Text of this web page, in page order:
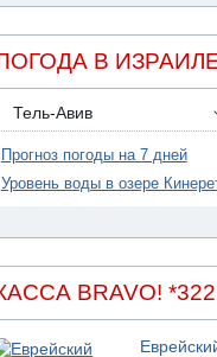
- Гильбоа Дахан
Обнародовано имя
подозреваемого в
отношениях с Йоавом
07.08.2026 17:51
БАГАЦ отказался
налоговых льгот для
07.08.2026 17:48
Иерусалиме водитель
пострадал
В
Тель-Авив
Прогноз погоды на 7 дней
Уровень воды в озере
BRAVO!